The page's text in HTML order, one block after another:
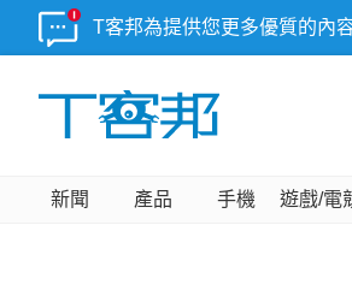
T客邦為提供您更多優質的內
新聞 產品 手機 遊戲/電